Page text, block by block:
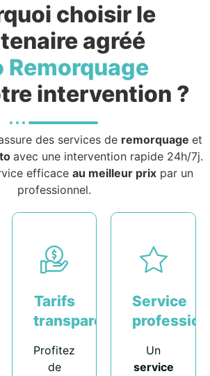
choisir le
agréé
Remorquage
intervention ?
des services de remorquage et
avec une intervention rapide 24h/7j.
efficace au meilleur prixpar un
professionnel.
Tarifs
transparents
Profitez
de
Service
Un
service